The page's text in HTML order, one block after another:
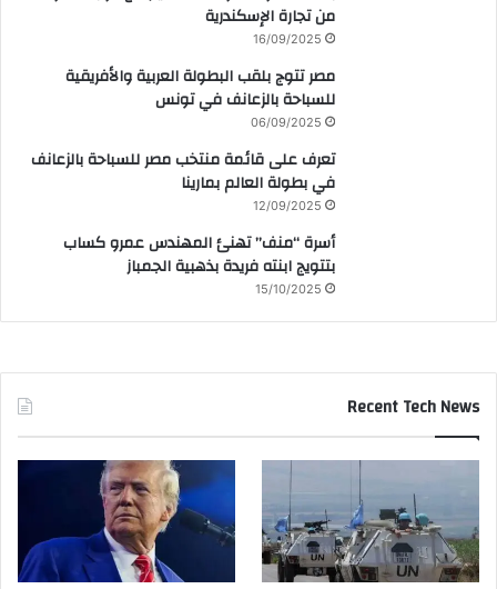
من تجارة الإسكندرية
16/09/2025
مصر تتوج بلقب البطولة العربية والأفريقية
للسباحة بالزعانف في تونس
06/09/2025
تعرف على قائمة منتخب مصر للسباحة بالزعانف
في بطولة العالم بمارينا
12/09/2025
أسرة “منف” تهنئ المهندس عمرو كساب
بتتويج ابنته فريدة بذهبية الجمباز
15/10/2025
Recent Tech News